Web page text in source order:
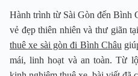
Hành trình từ Sài Gòn đến Bình
vẻ đẹp thiên nhiên và thư giãn
thuê xe sài gòn đi Bình Châu
mái, linh hoạt và an toàn. Từ